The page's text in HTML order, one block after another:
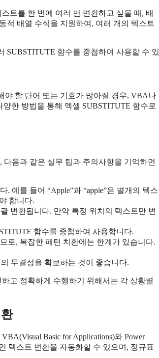
트를 한 번에 여러 번 변환하고 싶을 때, 배
적 배열 수식을 지원하여, 여러 개의 텍스트
SUBSTITUTE 함수를 중첩하여 사용할 수 있
야 할 단어 또는 기호가 많아질 경우, VBA나
한 방법을 통해 엑셀 SUBSTITUTE 함수로
음과 같은 실무 팁과 주의사항을 기억하면
예를 들어 “Apple”과 “apple”은 별개의 텍스
합니다.
변환됩니다. 만약 특정 위치의 텍스트만 변
함수를 중첩하여 사용합니다.
로, 복잡한 패턴 치환에는 한계가 있습니다.
무결성을 확보하는 것이 좋습니다.
고 정확하게 수행하기 위해서는 각 상황별
Basic for Applications)와 Power
텍스트 변환을 자동화할 수 있으며, 정규표